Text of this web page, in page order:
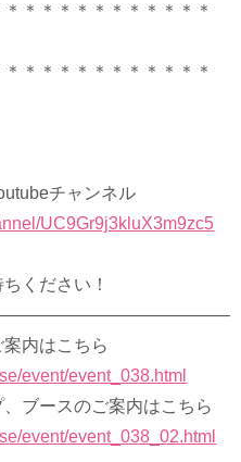
＊＊＊＊＊＊＊＊＊＊＊
＊＊＊＊＊＊＊＊＊＊＊
チャンネル
UC9Gr9j3kluX3m9zc5
ください！
案内はこちら
event/event_038.html
ブースのご案内はこちら
event/event_038_02.html